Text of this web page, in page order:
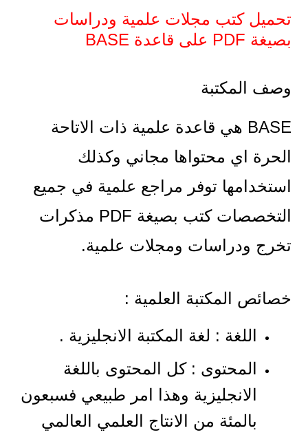
تحميل كتب مجلات علمية ودراسات
بصيغة PDF على قاعدة BASE
وصف المكتبة
BASE هي قاعدة علمية ذات الاتاحة
الحرة اي محتواها مجاني وكذلك
استخدامها توفر مراجع علمية في جميع
التخصصات كتب بصيغة PDF مذكرات
تخرج ودراسات ومجلات علمية.
خصائص المكتبة العلمية :
اللغة : لغة المكتبة الانجليزية .
المحتوى : كل المحتوى باللغة
الانجليزية وهذا امر طبيعي فسبعون
بالمئة من الانتاج العلمي العالمي